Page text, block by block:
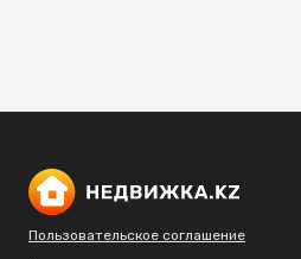
Пользовательское соглашение